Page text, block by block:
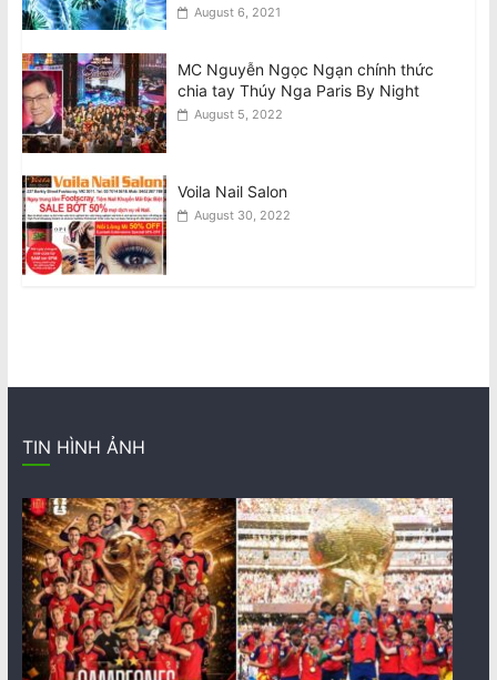
August 6, 2021
MC Nguyễn Ngọc Ngạn chính thức
chia tay Thúy Nga Paris By Night
August 5, 2022
Voila Nail Salon
August 30, 2022
TIN HÌNH ẢNH